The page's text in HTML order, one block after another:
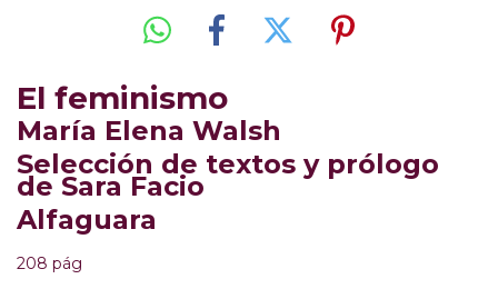
El feminismo
María Elena Walsh
Selección de textos y prólogo
de Sara Facio
Alfaguara
208 pág